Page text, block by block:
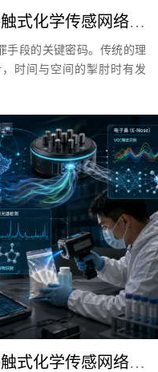
当AI学会“闻”和“看”：非接触式化学传感网络重塑中国刑事科技(二)
手段的关键密码。传统的理
时间与空间的掣肘时有发
当AI学会“闻”和“看”：非接触式化学传感网络重塑中国刑事科技